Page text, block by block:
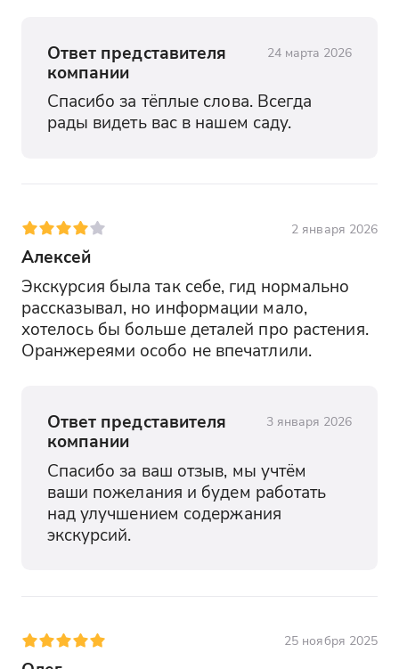
Ответ представителя
компании
24 марта 2026
Спасибо за тёплые слова. Всегда
рады видеть вас в нашем саду.
2 января 2026
Алексей
Экскурсия была так себе, гид нормально
рассказывал, но информации мало,
хотелось бы больше деталей про растения.
Оранжереями особо не впечатлили.
Ответ представителя
компании
3 января 2026
Спасибо за ваш отзыв, мы учтём
ваши пожелания и будем работать
над улучшением содержания
экскурсий.
25 ноября 2025